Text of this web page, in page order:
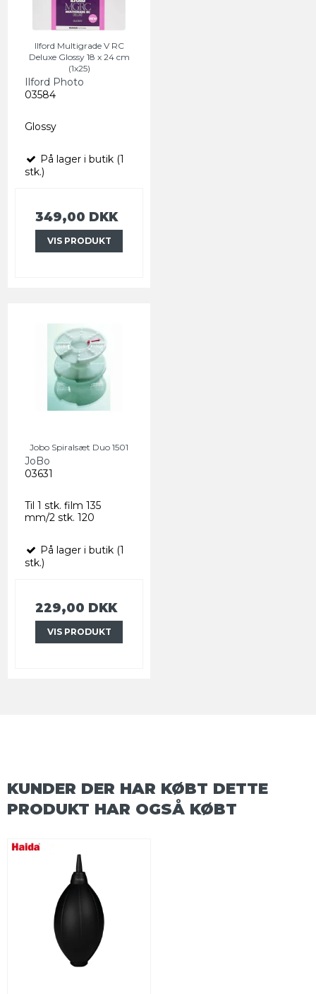
Ilford Multigrade V RC
Deluxe Glossy 18 x 24 cm
(1x25)
Ilford Photo
03584
Glossy
På lager i butik (1
stk.)
349,00 DKK
VIS PRODUKT
Jobo Spiralsæt Duo 1501
JoBo
03631
Til 1 stk. film 135
mm/2 stk. 120
På lager i butik (1
stk.)
229,00 DKK
VIS PRODUKT
KUNDER DER HAR KØBT DETTE
PRODUKT HAR OGSÅ KØBT